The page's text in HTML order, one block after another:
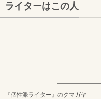
ライターはこの人
『個性派ライター』のクマガヤ